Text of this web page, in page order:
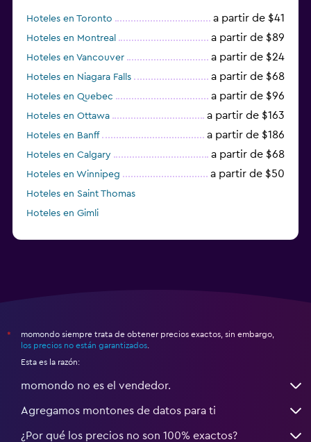
Hoteles en Toronto a partir de $41
Hoteles en Montreal a partir de $89
Hoteles en Vancouver a partir de $24
Hoteles en Niagara Falls a partir de $68
Hoteles en Quebec a partir de $96
Hoteles en Ottawa a partir de $163
Hoteles en Banff a partir de $186
Hoteles en Calgary a partir de $68
Hoteles en Winnipeg a partir de $50
Hoteles en Saint Thomas
Hoteles en Gimli
*
momondo siempre trata de obtener precios exactos, sin embargo,
los precios no están garantizados
Esta es la razón:
momondo no es el vendedor.
Agregamos montones de datos para ti
¿Por qué los precios no son 100% exactos?